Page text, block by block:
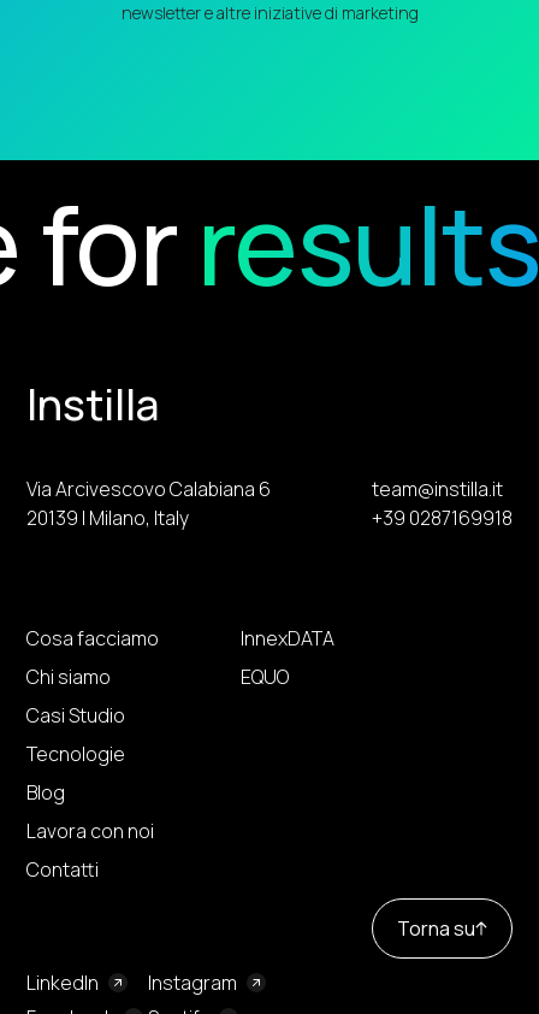
newsletter e altre iniziative di marketing
results
Instilla
Via Arcivescovo Calabiana 6
20139 | Milano, Italy
team@instilla.it
+39 0287169918
Cosa facciamo
Chi siamo
Casi Studio
Tecnologie
Blog
Lavora con noi
Contatti
InnexDATA
EQUO
LinkedIn
Instagram
Torna su